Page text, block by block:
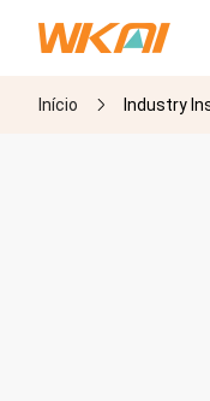
P&D
Início Industry